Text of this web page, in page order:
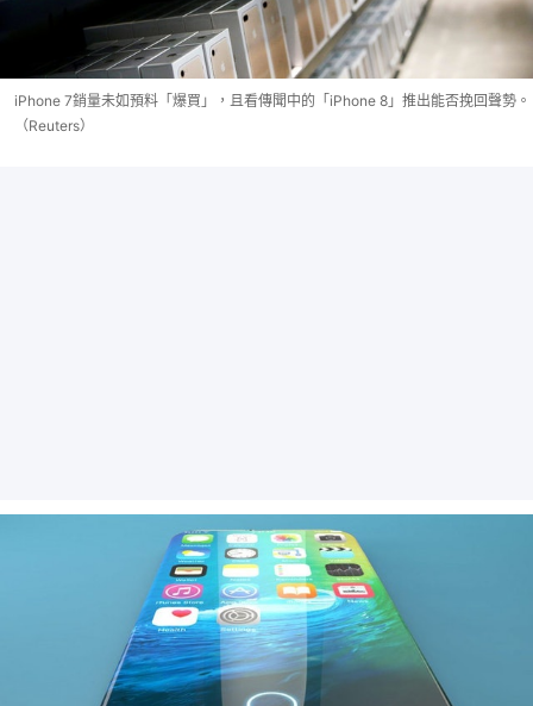
iPhone 7銷量未如預料「爆買」，且看傳聞中的「iPhone 8」推出能否挽回聲勢。
（Reuters）